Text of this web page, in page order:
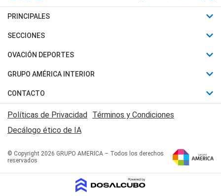
PRINCIPALES
Últimas Noticias
Política
Judiciales
Economia
SECCIONES
Horóscopo
Motores
Trucos caseros
Series y Películas
Edictos y Solicitadas
OVACIÓN DEPORTES
Fútbol
Mundial
Automovilismo
Rugby
Tenis
Básquet
GRUPO AMÉRICA INTERIOR
Canal 7 en Vivo
San Juan 8
CONTACTO
Acerca de Nosotros
Contactanos
Políticas de Privacidad Términos y Condiciones
Decálogo ético de IA
© Copyright 2026 GRUPO AMERICA – Todos los derechos
reservados